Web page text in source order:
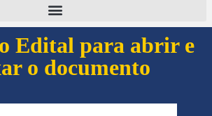
Edital para abrir e
o documento